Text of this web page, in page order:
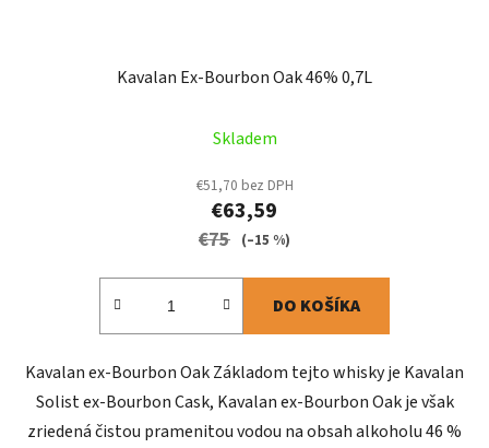
Kavalan Ex-Bourbon Oak 46% 0,7L
Skladem
€51,70 bez DPH
€63,59
€75 (–15 %)
DO KOŠÍKA
Kavalan ex-Bourbon Oak Základom tejto whisky je Kavalan
Solist ex-Bourbon Cask, Kavalan ex-Bourbon Oak je však
zriedená čistou pramenitou vodou na obsah alkoholu 46 %